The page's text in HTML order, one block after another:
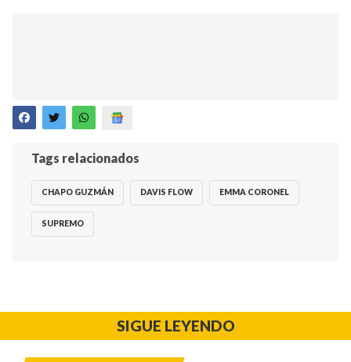
Tags relacionados
CHAPO GUZMÁN DAVIS FLOW EMMA CORONEL
SUPREMO
SIGUE LEYENDO